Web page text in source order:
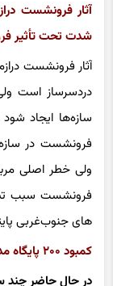
آثار فرونشست
شدت تحت تأثیر
آثار فرونشست
دردسرساز است
سازه‌ها ایجاد
فرونشست در
ولی خطر اصلی
فرونشست سبب
های جنوب‌غربی
کمبود ۲۰۰ پایگاه مدیریت بحران در پایتخت
در حال حاضر چند